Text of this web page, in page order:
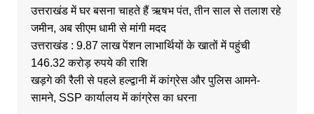
उत्तराखंड में घर बसना चाहते हैं ऋषभ पंत, तीन साल से तलाश रहे
जमीन, अब सीएम धामी से मांगी मदद
उत्तराखंड : 9.87 लाख पेंशन लाभार्थियों के खातों में पहुंची
146.32 करोड़ रुपये की राशि
खड़गे की रैली से पहले हल्द्वानी में कांग्रेस और पुलिस आमने-
सामने, SSP कार्यालय में कांग्रेस का धरना